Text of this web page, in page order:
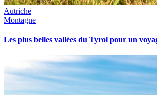
Autriche
Montagne
Les plus belles vallées du Tyrol pour un